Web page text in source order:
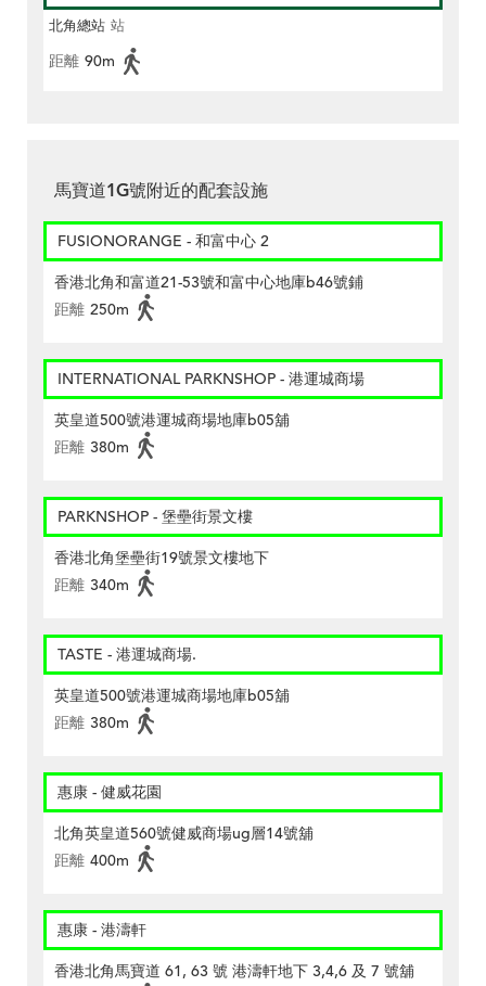
北角總站 站
距離 90m
馬寶道1G號附近的配套設施
FUSIONORANGE - 和富中心 2
香港北角和富道21-53號和富中心地庫b46號鋪
距離 250m
INTERNATIONAL PARKNSHOP - 港運城商場
英皇道500號港運城商場地庫b05舖
距離 380m
PARKNSHOP - 堡壘街景文樓
香港北角堡壘街19號景文樓地下
距離 340m
TASTE - 港運城商場.
英皇道500號港運城商場地庫b05舖
距離 380m
惠康 - 健威花園
北角英皇道560號健威商場ug層14號舖
距離 400m
惠康 - 港濤軒
香港北角馬寶道 61, 63 號 港濤軒地下 3,4,6 及 7 號舖